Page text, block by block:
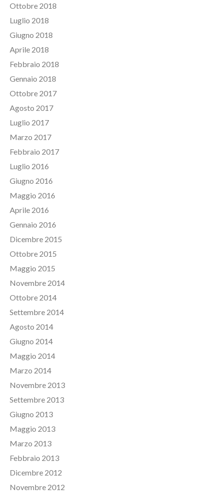
Ottobre 2018
Luglio 2018
Giugno 2018
Aprile 2018
Febbraio 2018
Gennaio 2018
Ottobre 2017
Agosto 2017
Luglio 2017
Marzo 2017
Febbraio 2017
Luglio 2016
Giugno 2016
Maggio 2016
Aprile 2016
Gennaio 2016
Dicembre 2015
Ottobre 2015
Maggio 2015
Novembre 2014
Ottobre 2014
Settembre 2014
Agosto 2014
Giugno 2014
Maggio 2014
Marzo 2014
Novembre 2013
Settembre 2013
Giugno 2013
Maggio 2013
Marzo 2013
Febbraio 2013
Dicembre 2012
Novembre 2012